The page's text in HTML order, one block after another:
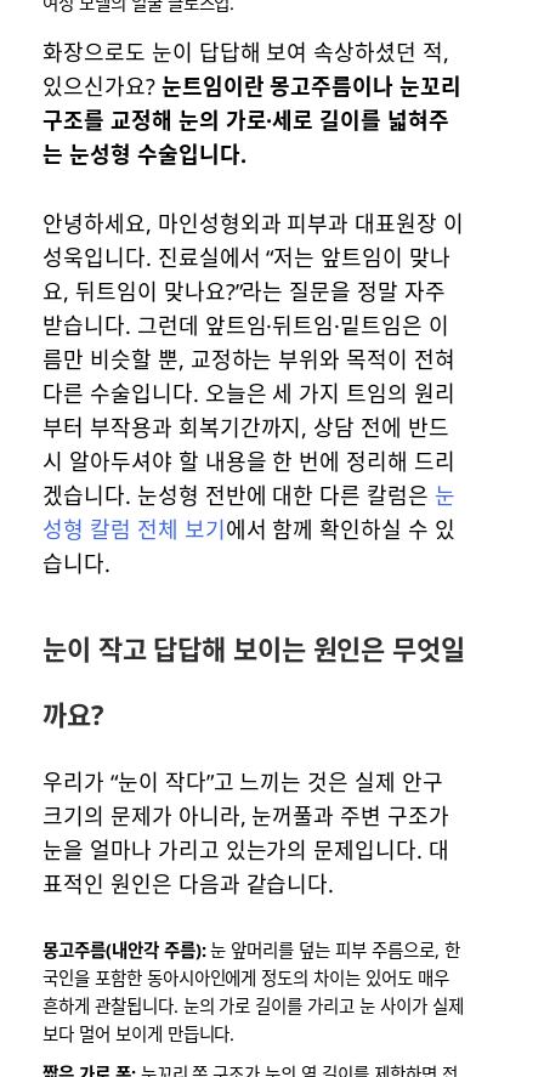
화장으로도 눈이 답답해 보여 속상하셨던 적,
있으신가요? 눈트임이란 몽고주름이나 눈꼬리
구조를 교정해 눈의 가로·세로 길이를 넓혀주
는 눈성형 수술입니다.
안녕하세요, 마인성형외과 피부과 대표원장 이
성욱입니다. 진료실에서 “저는 앞트임이 맞나
요, 뒤트임이 맞나요?”라는 질문을 정말 자주
받습니다. 그런데 앞트임·뒤트임·밑트임은 이
름만 비슷할 뿐, 교정하는 부위와 목적이 전혀
다른 수술입니다. 오늘은 세 가지 트임의 원리
부터 부작용과 회복기간까지, 상담 전에 반드
시 알아두셔야 할 내용을 한 번에 정리해 드리
겠습니다. 눈성형 전반에 대한 다른 칼럼은 눈
성형 칼럼 전체 보기에서 함께 확인하실 수 있
습니다.
눈이 작고 답답해 보이는 원인은 무엇일
까요?
우리가 “눈이 작다”고 느끼는 것은 실제 안구
크기의 문제가 아니라, 눈꺼풀과 주변 구조가
눈을 얼마나 가리고 있는가의 문제입니다. 대
표적인 원인은 다음과 같습니다.
몽고주름(내안각 주름):눈 앞머리를 덮는 피부 주름으로, 한
국인을 포함한 동아시아인에게 정도의 차이는 있어도 매우
흔하게 관찰됩니다. 눈의 가로 길이를 가리고 눈 사이가 실제
보다 멀어 보이게 만듭니다.